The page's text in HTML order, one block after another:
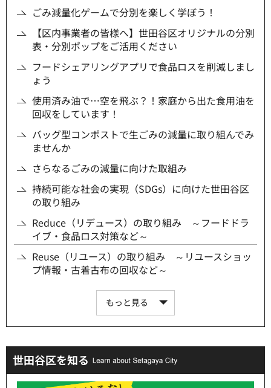
ごみ減量化ゲームで分別を楽しく学ぼう！
【区内事業者の皆様へ】世田谷区オリジナルの分別
表・分別ポップをご活用ください
フードシェアリングアプリで食品ロスを削減しまし
ょう
使用済み油で…空を飛ぶ？！家庭から出た食用油を
回収をしています！
バッグ型コンポストで生ごみの減量に取り組んでみ
ませんか
さらなるごみの減量に向けた取組み
持続可能な社会の実現（SDGs）に向けた世田谷区
の取り組み
Reduce（リデュース）の取り組み ～フードドラ
イブ・食品ロス対策など～
Reuse（リユース）の取り組み ～リユースショッ
プ情報・古着古布の回収など～
もっと見る
世田谷区を知る